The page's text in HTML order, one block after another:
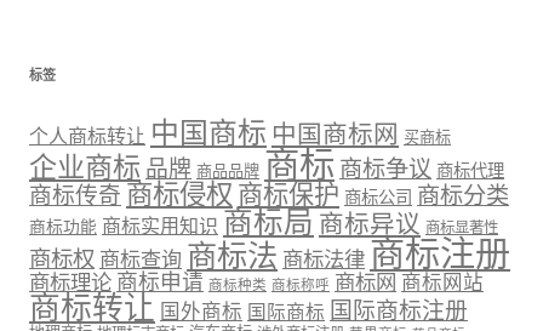
标签
个人商标转让 中国商标 中国商标网 买商标
企业商标 品牌 商品品牌 商标 商标争议 商标代理
商标传奇 商标侵权 商标保护 商标公司 商标分类
商标功能 商标实用知识 商标局 商标异议 商标显著性
商标权 商标查询 商标法 商标法律 商标注册
商标理论 商标申请 商标种类 商标称呼 商标网 商标网站
商标转让 国外商标 国际商标 国际商标注册